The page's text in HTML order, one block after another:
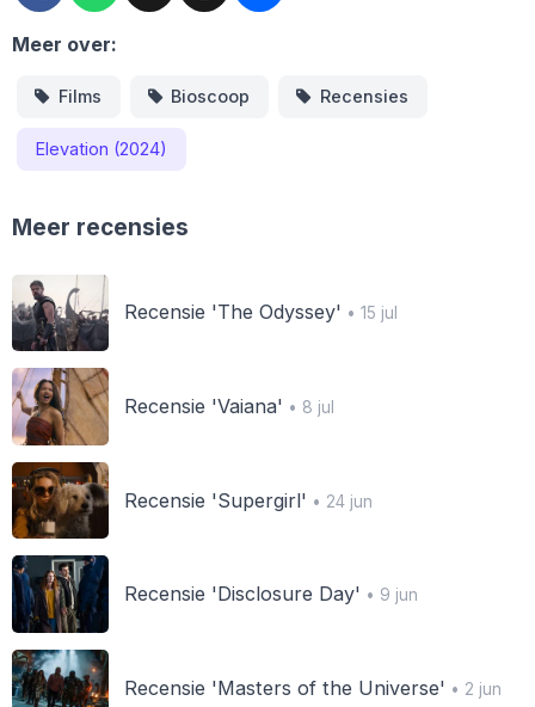
Meer over:
Films Bioscoop Recensies
Elevation (2024)
Meer recensies
Recensie 'The Odyssey' • 15 jul
Recensie 'Vaiana' • 8 jul
Recensie 'Supergirl' • 24 jun
Recensie 'Disclosure Day' • 9 jun
Recensie 'Masters of the Universe' • 2 jun